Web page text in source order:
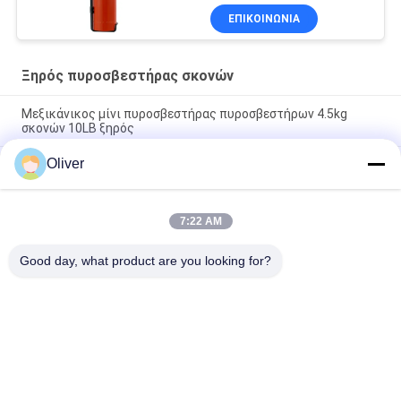
ΕΠΙΚΟΙΝΩΝΊΑ
Ξηρός πυροσβεστήρας σκονών
Μεξικάνικος μίνι πυροσβεστήρας πυροσβεστήρων 4.5kg
σκονών 10LB ξηρός
Πυροσβεστήρας ξηρής σκόνης τύπου δακτυλίου ποδιού 1-
12KG Κόκκινος κύλινδρος Πιστοποιημένο ISO9001 για
Πυρασφάλεια πολλαπλών χρήσεων
Το Omecfire 25kg κύλησε το ξηρό χημικό προσαρμοσμένο
Oliver
7:22 AM
Good day, what product are you looking for?